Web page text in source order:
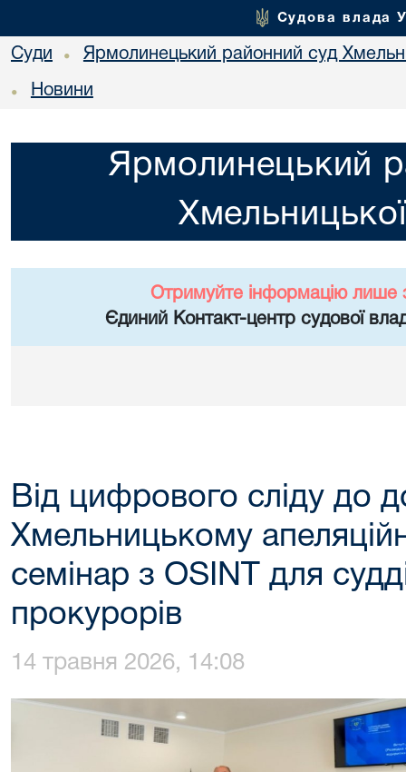
Судова влада
Суди • Ярмолинецький районний суд
• Новини
Ярмолинецький
Отримуйте інформацію лише
Єдиний Контакт-центр судової
Від цифрового сліду до
Хмельницькому
семінар з OSINT для
прокурорів
14 травня 2026, 14:08